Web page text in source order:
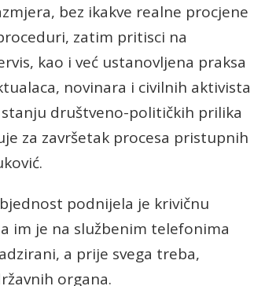
bez ikakve realne procjene
zatim pritisci na
kao i već ustanovljena praksa
novinara i civilnih aktivista
društveno-političkih prilika
za završetak procesa pristupnih
podnijela je krivičnu
im je na službenim telefonima
a prije svega treba,
organa.